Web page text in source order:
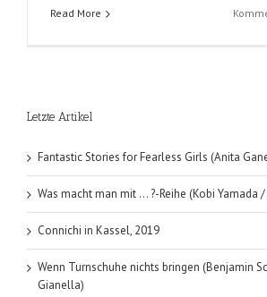
Read More
Letzte Artikel
Fantastic Stories for Fearless Girls (Anita
Was macht man mit … ?-Reihe (Kobi Yamada
Connichi in Kassel, 2019
Wenn Turnschuhe nichts bringen (Benjamin
Gianella)